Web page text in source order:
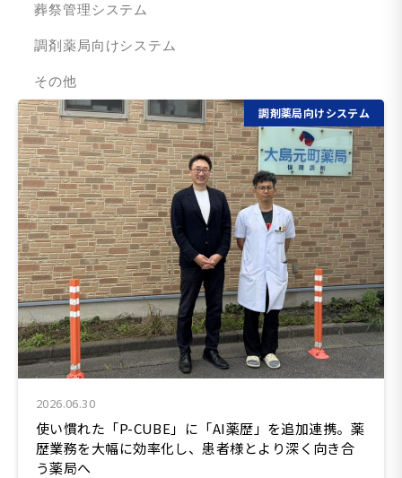
葬祭管理システム
調剤薬局向けシステム
その他
調剤薬局向けシステム
2026.06.30
使い慣れた「P-CUBE」に「AI薬歴」を追加連携。薬
歴業務を大幅に効率化し、患者様とより深く向き合
う薬局へ